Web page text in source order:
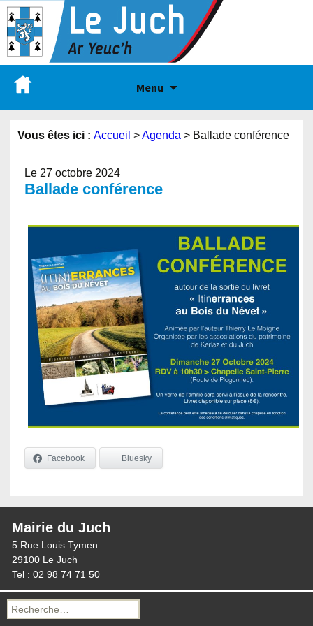
Menu
Vous êtes ici : Accueil >Agenda > Ballade conférence
Le 27 octobre 2024
Ballade conférence
Facebook Bluesky
Mairie du Juch
5 Rue Louis Tymen
29100 Le Juch
Tel : 02 98 74 71 50
Recherche
pour :